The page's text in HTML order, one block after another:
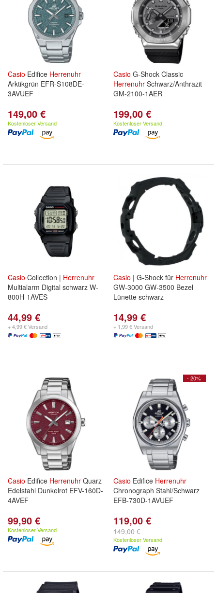
Casio Edifice Herrenuhr
Arktikgrün EFR-S108DE-
3AVUEF
149,00 €
Kostenloser Versand
Casio G-Shock Classic
Herrenuhr Schwarz/Anthrazit
GM-2100-1AER
199,00 €
Kostenloser Versand
Casio Collection | Herrenuhr
Multialarm Digital schwarz W-
800H-1AVES
44,99 €
+ 4,99 € Versand
Casio | G-Shock für Herrenuhr
GW-3000 GW-3500 Bezel
Lünette schwarz
14,99 €
+ 1,99 € Versand
Casio Edifice Herrenuhr Quarz
Edelstahl Dunkelrot EFV-160D-
4AVEF
99,90 €
Kostenloser Versand
- 20%
Casio Edifice Herrenuhr
Chronograph Stahl/Schwarz
EFB-730D-1AVUEF
119,00 €
149,00 €
Kostenloser Versand